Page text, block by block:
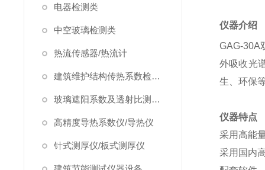
电器检测类
中空玻璃检测类
热流传感器/热流计
建筑维护结构传热系数检测仪/温度热流巡检仪
玻璃遮阳系数及透射比测定仪
高精度导热系数仪/导热仪
针式测厚仪/板式测厚仪
仪器介绍
GAG-30A
外吸收光
生、环保
仪器特点
采用高能
采用国内